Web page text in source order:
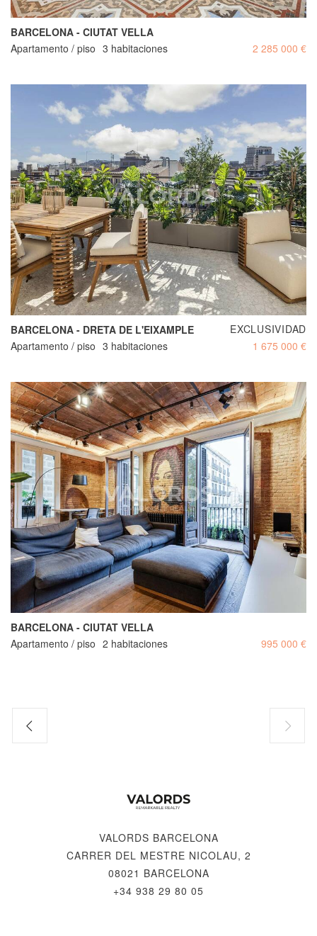
BARCELONA - CIUTAT VELLA
Apartamento / piso 3 habitaciones 2 285 000 €
BARCELONA - DRETA DE L'EIXAMPLE
EXCLUSIVIDAD
Apartamento / piso 3 habitaciones 1 675 000 €
BARCELONA - CIUTAT VELLA
Apartamento / piso 2 habitaciones 995 000 €
VALORDS BARCELONA
CARRER DEL MESTRE NICOLAU, 2
08021 BARCELONA
+34 938 29 80 05